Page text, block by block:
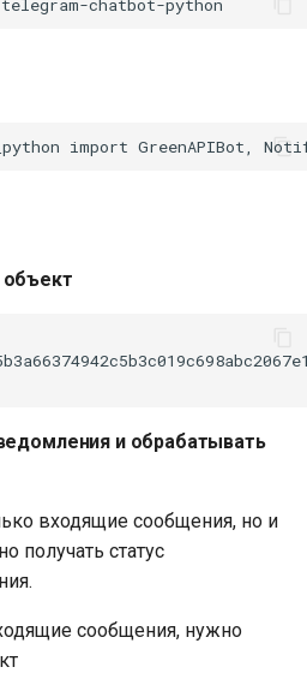
Прочее
объект
и обрабатывать
входящие сообщения, но и
получать статус
сообщения, нужно